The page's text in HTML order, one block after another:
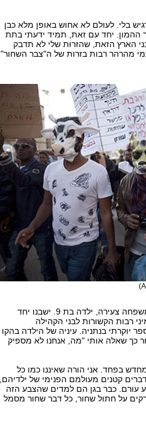
בלי. לעולם לא אחוש באופן מלא כבן
ההמון. יחד עם זאת, תמיד ידעתי בתת
בני הארץ הזאת, שהזרוּת שלי לא תדבק
מהרהר רבות בזרות של ה"צבר השחור",
לפני מספר ימים התארחה בביתי קרובת משפחה צעירה, ילדה בת 9. ישבנו יחד
רבות הקשורות לבני הקהילה
יוקרתי בנתניה. עיניה של הילדה בהקו
כך שאלה אותי "מה, אנחנו לא מספיק
בפחד. אני הורה שאיננו כמו כל
קטנים מעולמם הפנימי של ילדיהם,
עורם. כבר בגן הם למדים שהצבע הזה
על חתול שחור, כל דבר שחור מסמל